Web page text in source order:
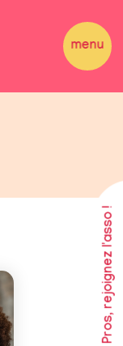
Pros, rejoignez l'asso !